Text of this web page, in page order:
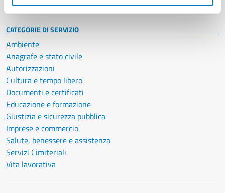
CATEGORIE DI SERVIZIO
Ambiente
Anagrafe e stato civile
Autorizzazioni
Cultura e tempo libero
Documenti e certificati
Educazione e formazione
Giustizia e sicurezza pubblica
Imprese e commercio
Salute, benessere e assistenza
Servizi Cimiteriali
Vita lavorativa